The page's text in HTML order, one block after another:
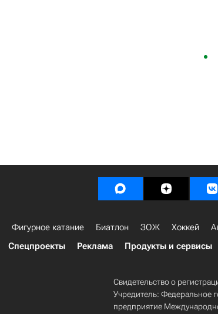
Фигурное катание Биатлон ЗОЖ Хоккей
Спецпроекты
Реклама Продукты и сервисы
Свидетельство о
Учредитель: Федеральное
предприятие